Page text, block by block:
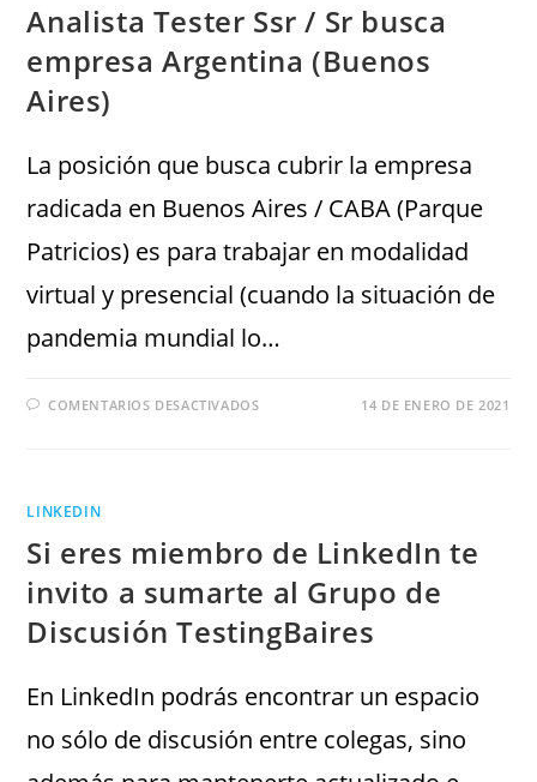
Analista Tester Ssr / Sr busca
empresa Argentina (Buenos
Aires)
La posición que busca cubrir la empresa
radicada en Buenos Aires / CABA (Parque
Patricios) es para trabajar en modalidad
virtual y presencial (cuando la situación de
pandemia mundial lo…
COMENTARIOS DESACTIVADOS 14 DE ENERO DE 2021
LINKEDIN
Si eres miembro de LinkedIn te
invito a sumarte al Grupo de
Discusión TestingBaires
En LinkedIn podrás encontrar un espacio
no sólo de discusión entre colegas, sino